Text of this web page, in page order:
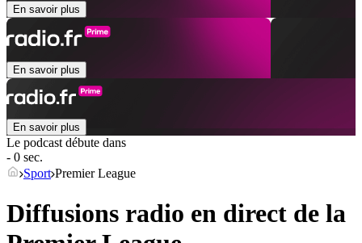
En savoir plus
En savoir plus
En savoir plus
Le podcast débute dans
- 0 sec.
Sport Premier League
Diffusions radio en direct de la